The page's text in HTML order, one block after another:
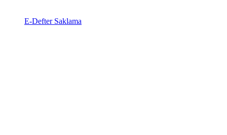
E-Defter Saklama